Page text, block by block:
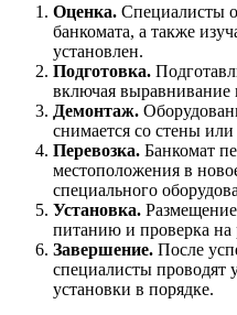
Оценка. Специалисты
банкомата, а также
установлен.
Подготовка.
включая выравнивание
Демонтаж.
снимается со стены или
Перевозка. Банкомат
местоположения в
специального
Установка.
питанию и проверка на
Завершение. После
специалисты проводят
установки в порядке.